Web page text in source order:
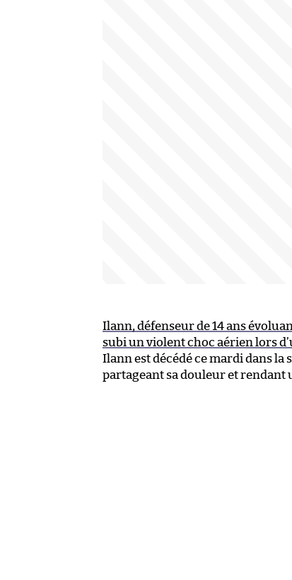
Ilann, défenseur de 14 ans
subi un violent choc aérien lors
Ilann est décédé ce mardi dans
partageant sa douleur et rendant